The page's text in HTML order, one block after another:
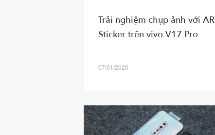
Trải nghiệm chụp ảnh với AR
Sticker trên vivo V17 Pro
07/01/2020